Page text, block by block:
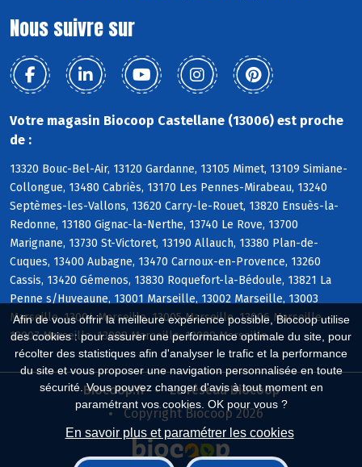
Afin de vous offrir la meilleure expérience possible, Biocoop utilise
des cookies : pour assurer une performance optimale du site, pour
récolter des statistiques afin d'analyser le trafic et la performance
du site et vous proposer une navigation personnalisée en toute
sécurité. Vous pouvez changer d'avis à tout moment en
paramétrant vos cookies. OK pour vous ?
En savoir plus et paramétrer les cookies
Nous suivre sur
Votre magasin Biocoop Castellane (13006) est proche
de :
13320 Bouc-Bel-Air, 13120 Gardanne, 13105 Mimet, 13109 Simiane-
Collongue, 13480 Cabriès, 13170 Les Pennes-Mirabeau, 13240
Septèmes-les-Vallons, 13620 Carry-le-Rouet, 13820 Ensuès-la-
Redonne, 13180 Gignac-la-Nerthe, 13740 Le Rove, 13700
Marignane, 13730 St-Victoret, 13190 Allauch, 13380 Plan-de-
Cuques, 13400 Aubagne, 13470 Carnoux-en-Provence, 13260
Cassis, 13420 Gémenos, 13830 Roquefort-la-Bédoule, 13821 La
Penne s/Huveaune, 13001 Marseille, 13002 Marseille, 13003
Marseille, 13004 Marseille, 13005 Marseille, 13006 Marseille,
13007 Marseille, 13008 Marseille, 13009 Marseille
Biocoop.fr
Le réseau Biocoop
Copyright Biocoop 2026